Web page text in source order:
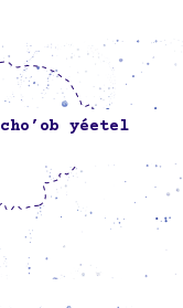
yéetel